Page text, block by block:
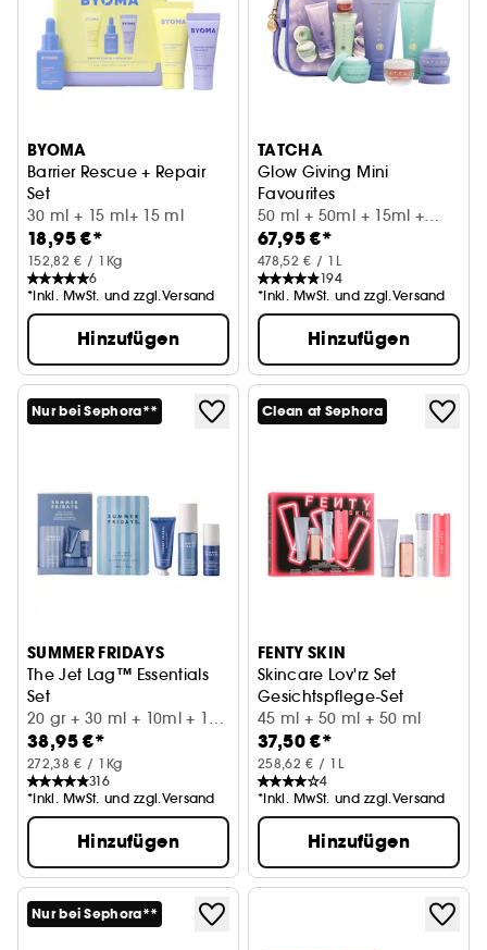
BYOMA
Barrier Rescue + Repair
Set
Feuchtigkeitsspendendes Pflegeset
30 ml + 15 ml+ 15 ml
18,95 €*
152,82 € / 1Kg
6
*Inkl. MwSt. und zzgl.Versand
Hinzufügen
TATCHA
Glow Giving Mini
Favourites
Set zum Kennenlernen
50 ml + 50ml + 15ml +
15ml + 5g
67,95 €*
478,52 € / 1L
194
*Inkl. MwSt. und zzgl.Versand
Hinzufügen
Nur bei Sephora**
SUMMER FRIDAYS
The Jet Lag™ Essentials
Set
4 feuchtigkeitsspendende Minis
20 gr + 30 ml + 10ml + 1ml
+ 1P
38,95 €*
272,38 € / 1Kg
316
*Inkl. MwSt. und zzgl.Versand
Hinzufügen
Clean at Sephora
FENTY SKIN
Skincare Lov'rz Set
Gesichtspflege-Set
45 ml + 50 ml + 50 ml
37,50 €*
258,62 € / 1L
4
*Inkl. MwSt. und zzgl.Versand
Hinzufügen
Nur bei Sephora**